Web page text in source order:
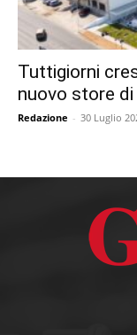
Tuttigiorni
nuovo store di
Redazione - 30 Luglio